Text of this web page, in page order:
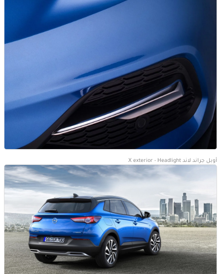
أوبل جراند لاند X exterior - Headlight